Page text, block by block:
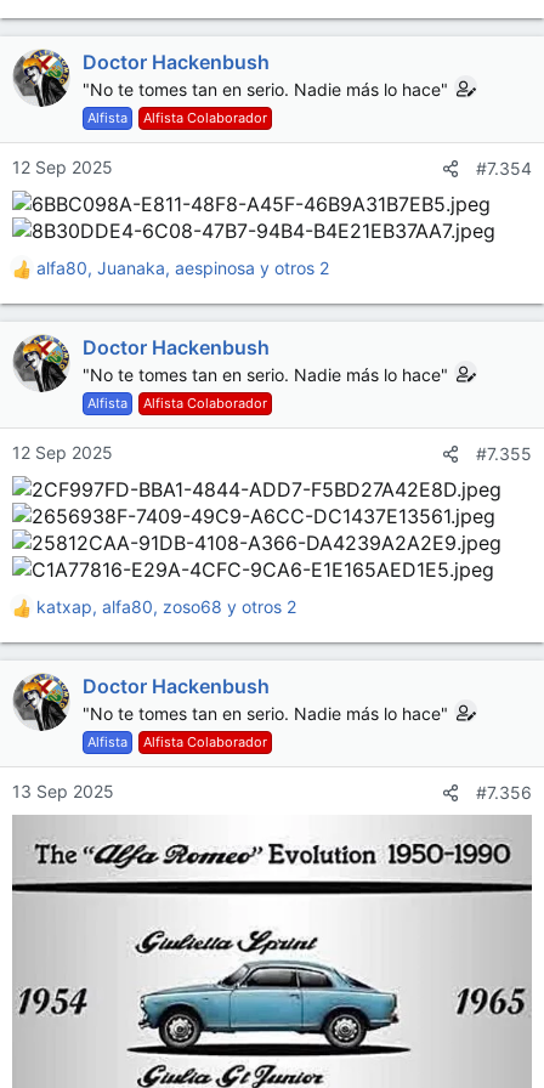
e
a
c
c
e
s
:
Doctor Hackenbush
"No te tomes tan en serio. Nadie más lo hace"
Alfista Alfista Colaborador
12 Sep 2025 #7.354
R
e
a
c
c
e
s
:
alfa80, Juanaka, aespinosa y otros 2
Doctor Hackenbush
"No te tomes tan en serio. Nadie más lo hace"
Alfista Alfista Colaborador
12 Sep 2025 #7.355
R
e
a
c
c
e
katxap, alfa80, zoso68 y otros 2
Doctor Hackenbush
"No te tomes tan en serio. Nadie más lo hace"
Alfista Alfista Colaborador
13 Sep 2025 #7.356